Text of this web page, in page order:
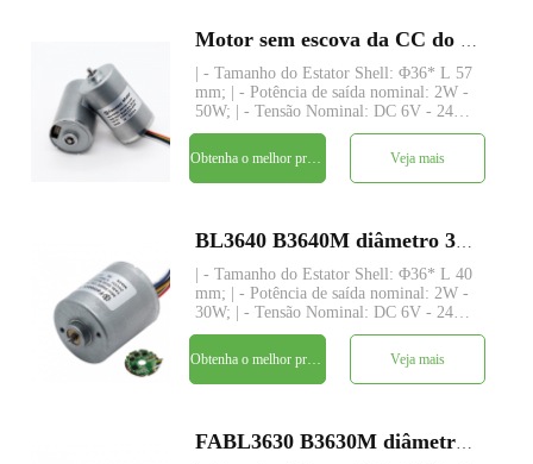
| - Tamanho do Estator Shell: Φ36* L 57
mm; | - Potência de saída nominal: 2W -
50W; | - Tensão Nominal: DC 6V - 24V; |
- Torque Nominal: até 480 gf-cm; | -
Eixo: Φ3.175mm (ou 4.0mm),
comprimento personalizado; | - Driver:
driver embutido com 3 senso
Veja mais
| - Tamanho do Estator Shell: Φ36* L 40
mm; | - Potência de saída nominal: 2W -
30W; | - Tensão Nominal: DC 6V - 24V; |
- Torque Nominal: até 320 gf-cm; | -
Eixo: Φ3.175mm (ou 4.0mm),
comprimento personalizado; | - Driver:
driver embutido com 3 senso
Veja mais